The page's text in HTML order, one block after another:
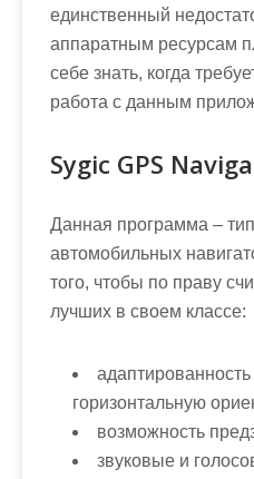
единственный
аппаратным ресурсам
себе знать, когда
работа с данным
Sygic GPS
Данная программа –
автомобильных
того, чтобы по праву
лучших в своем классе:
горизонтальную
возможность
звуковые и